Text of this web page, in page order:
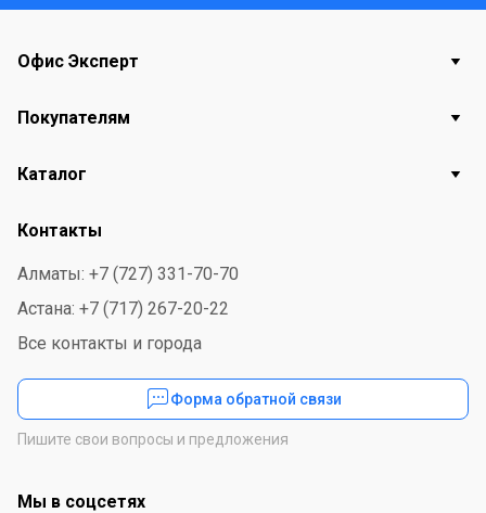
Офис Эксперт
Покупателям
Каталог
Контакты
Алматы: +7 (727) 331-70-70
Астана: +7 (717) 267-20-22
Все контакты и города
Форма обратной связи
Пишите свои вопросы и предложения
Мы в соцсетях